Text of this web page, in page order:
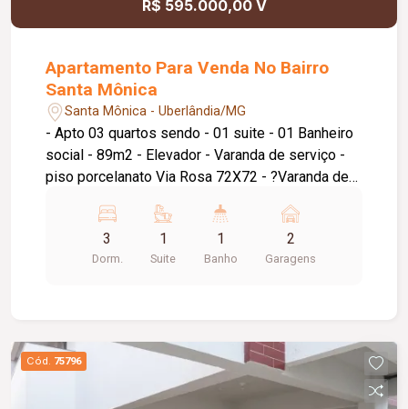
R$ 595.000,00 V
Apartamento Para Venda No Bairro
Santa Mônica
Santa Mônica - Uberlândia/MG
- Apto 03 quartos sendo - 01 suite - 01 Banheiro
social - 89m2 - Elevador - Varanda de serviço -
piso porcelanato Via Rosa 72X72 - ?Varanda de
700 mts UFU Santa Mônica - 01 Vaga de garagem
pra 02 carros pequenos
3
Dorm.
1
Suite
1
Banho
2
Garagens
Cód. 75796